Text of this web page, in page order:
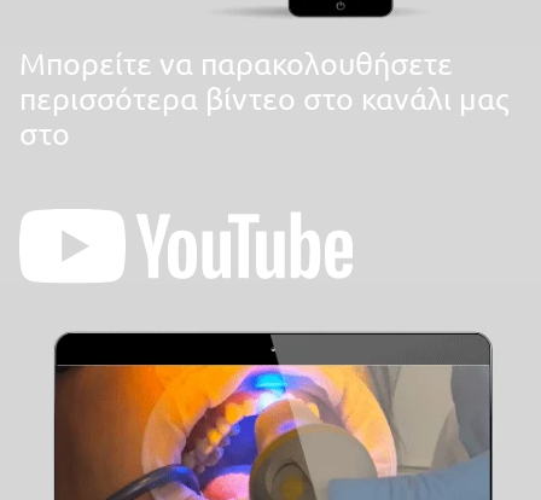
Mπορείτε να παρακολουθήσετε
περισσότερα βίντεο στο κανάλι μας
στο